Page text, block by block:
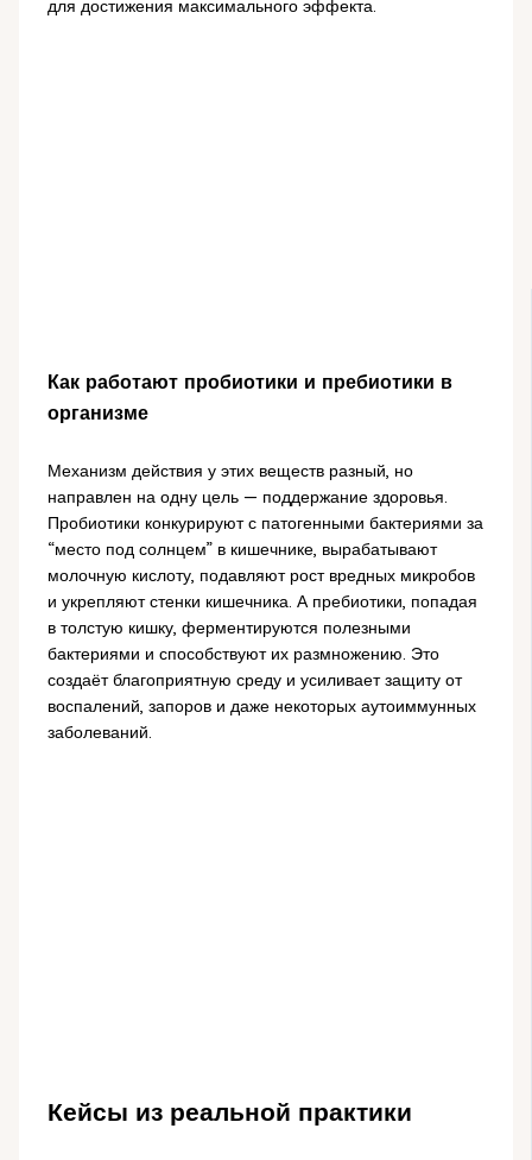
для достижения максимального эффекта.
Как работают пробиотики и пребиотики в
организме
Механизм действия у этих веществ разный, но
направлен на одну цель — поддержание здоровья.
Пробиотики конкурируют с патогенными бактериями за
“место под солнцем” в кишечнике, вырабатывают
молочную кислоту, подавляют рост вредных микробов
и укрепляют стенки кишечника. А пребиотики, попадая
в толстую кишку, ферментируются полезными
бактериями и способствуют их размножению. Это
создаёт благоприятную среду и усиливает защиту от
воспалений, запоров и даже некоторых аутоиммунных
заболеваний.
Кейсы из реальной практики